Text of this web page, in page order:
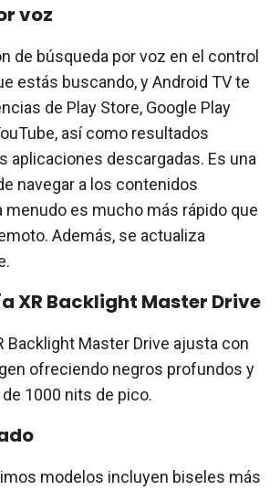
voz
de búsqueda por voz en el control
estás buscando, y Android TV te
de Play Store, Google Play
así como resultados
aplicaciones descargadas. Es una
navegar a los contenidos
menudo es mucho más rápido que
Además, se actualiza
XR Backlight Master Drive
Backlight Master Drive ajusta con
ofreciendo negros profundos y
1000 nits de pico.
modelos incluyen biseles más